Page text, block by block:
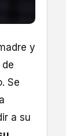
y
Se
a su